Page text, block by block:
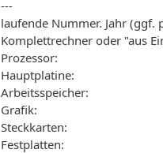
---
laufende Nummer. Jahr (ggf.
Komplettrechner oder "aus
Prozessor:
Hauptplatine:
Arbeitsspeicher:
Grafik:
Steckkarten:
Festplatten: